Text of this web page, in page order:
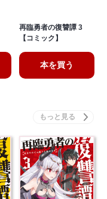
再臨勇者の復讐譚 3
【コミック】
本を買う